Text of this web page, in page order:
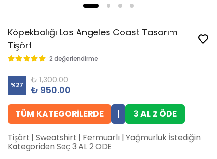
Köpekbalığı Los Angeles Coast Tasarım
Tişört
2 değerlendirme
%27 ₺ 1,300.00
₺ 950.00
TÜM KATEGORİLERDE 3 AL 2 ÖDE
Tişört | Sweatshirt | Fermuarlı | Yağmurluk İstediğin
Kategoriden Seç 3 AL 2 ÖDE